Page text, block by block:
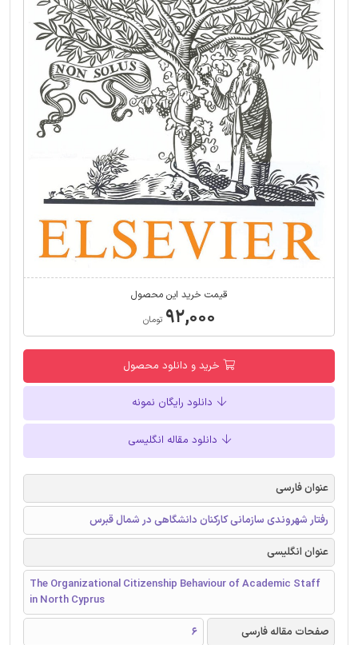
قیمت خرید این محصول
۹۲,۰۰۰ تومان
خرید و دانلود محصول
دانلود رایگان نمونه
دانلود مقاله انگلیسی
عنوان فارسی
رفتار شهروندی سازمانی کارکنان دانشگاهی در شمال قبرس
عنوان انگلیسی
The Organizational Citizenship Behaviour of Academic Staff
in North Cyprus
صفحات مقاله فارسی
6